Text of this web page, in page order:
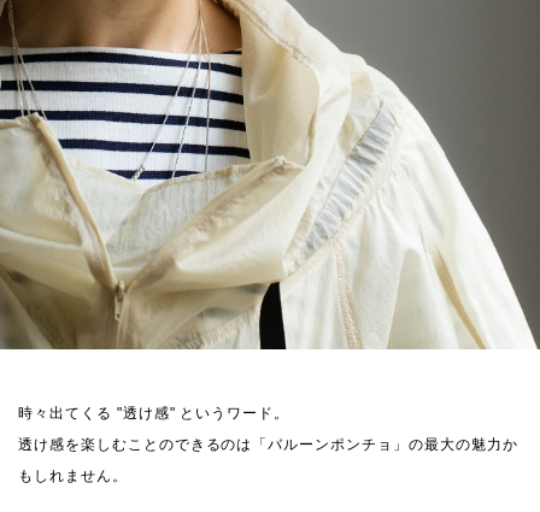
時々出てくる "透け感" というワード。
透け感を楽しむことのできるのは「バルーンポンチョ」の最大の魅力か
もしれません。